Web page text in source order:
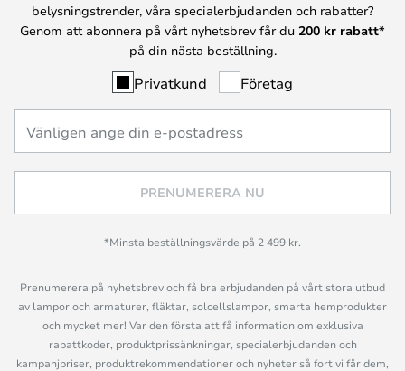
belysningstrender, våra specialerbjudanden och rabatter?
Genom att abonnera på vårt nyhetsbrev får du 200 kr rabatt*
på din nästa beställning.
Privatkund Företag
PRENUMERERA NU
*Minsta beställningsvärde på 2 499 kr.
Prenumerera på nyhetsbrev och få bra erbjudanden på vårt stora utbud
av lampor och armaturer, fläktar, solcellslampor, smarta hemprodukter
och mycket mer! Var den första att få information om exklusiva
rabattkoder, produktprissänkningar, specialerbjudanden och
kampanjpriser, produktrekommendationer och nyheter så fort vi får dem,